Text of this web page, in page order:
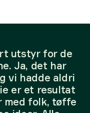
utstyr for de
Ja, det har
vi hadde aldri
er et resultat
med folk, tøffe